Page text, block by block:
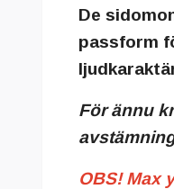
De
passform
För ännu
OBS! Max